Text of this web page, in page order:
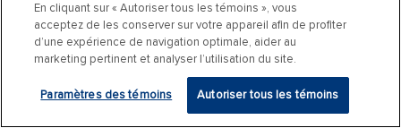
En cliquant sur « Autoriser tous les témoins », vous
acceptez de les conserver sur votre appareil afin de profiter
d’une expérience de navigation optimale, aider au
marketing pertinent et analyser l’utilisation du site.
Paramètres des témoins Autoriser tous les témoins